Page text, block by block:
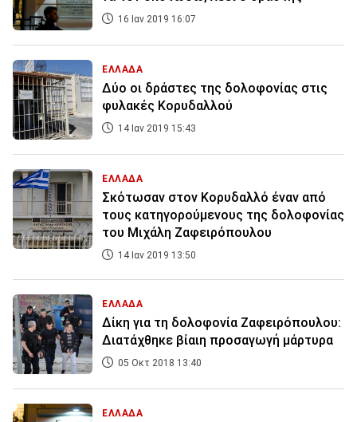
16 Ιαν 2019 16:07
ΕΛΛΑΔΑ
Δύο οι δράστες της δολοφονίας στις
φυλακές Κορυδαλλού
14 Ιαν 2019 15:43
ΕΛΛΑΔΑ
Σκότωσαν στον Κορυδαλλό έναν από
τους κατηγορούμενους της δολοφονίας
του Μιχάλη Ζαφειρόπουλου
14 Ιαν 2019 13:50
ΕΛΛΑΔΑ
Δίκη για τη δολοφονία Ζαφειρόπουλου:
Διατάχθηκε βίαιη προσαγωγή μάρτυρα
05 Οκτ 2018 13:40
ΕΛΛΑΔΑ